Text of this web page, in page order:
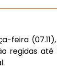
regidas